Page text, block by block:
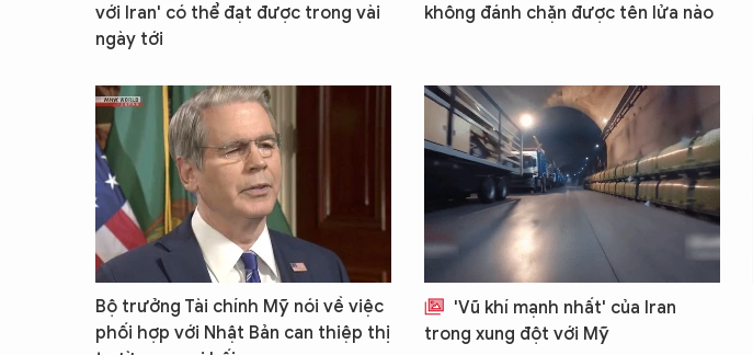
với Iran' có thể đạt được trong vài
ngày tới
không đánh chặn được tên lửa nào
Bộ trưởng Tài chính Mỹ nói về việc
phối hợp với Nhật Bản can thiệp thị
'Vũ khí mạnh nhất' của Iran
trong xung đột với Mỹ